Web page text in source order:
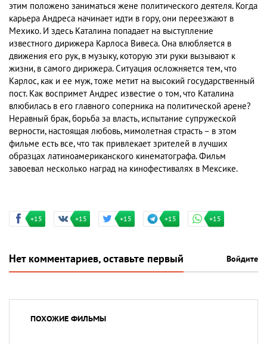
этим положено заниматься жене политического деятеля. Когда
карьера Андреса начинает идти в гору, они переезжают в
Мехико. И здесь Каталина попадает на выступление
известного дирижера Карлоса Вивеса. Она влюбляется в
движения его рук, в музыку, которую эти руки вызывают к
жизни, в самого дирижера. Ситуация осложняется тем, что
Карлос, как и ее муж, тоже метит на высокий государственный
пост. Как воспримет Андрес известие о том, что Каталина
влюбилась в его главного соперника на политической арене?
Неравный брак, борьба за власть, испытание супружеской
верности, настоящая любовь, мимолетная страсть – в этом
фильме есть все, что так привлекает зрителей в лучших
образцах латиноамериканского кинематографа. Фильм
завоевал несколько наград на кинофестивалях в Мексике.
+15 +15 +15 +15 +15
Нет комментариев, оставьте первый Войдите
ПОХОЖИЕ ФИЛЬМЫ